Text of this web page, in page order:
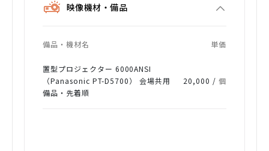
映像機材・備品
備品・機材名 単価
置型プロジェクター 6000ANSI
（Panasonic PT-D5700） 会場共用
備品・先着順
20,000 /個